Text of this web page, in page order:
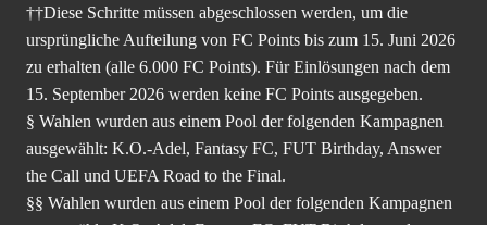
††Diese Schritte müssen abgeschlossen werden, um die
ursprüngliche Aufteilung von FC Points bis zum 15. Juni 2026
zu erhalten (alle 6.000 FC Points). Für Einlösungen nach dem
15. September 2026 werden keine FC Points ausgegeben.
§ Wahlen wurden aus einem Pool der folgenden Kampagnen
ausgewählt: K.O.-Adel, Fantasy FC, FUT Birthday, Answer
the Call und UEFA Road to the Final.
§§ Wahlen wurden aus einem Pool der folgenden Kampagnen